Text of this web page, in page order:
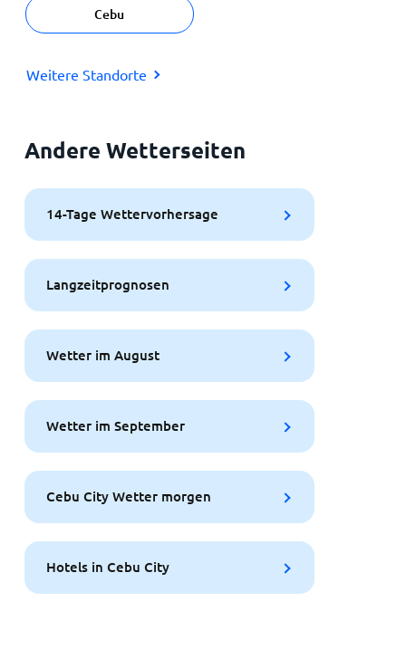
Cebu
Weitere Standorte
Andere Wetterseiten
14-Tage Wettervorhersage
Langzeitprognosen
Wetter im August
Wetter im September
Cebu City Wetter morgen
Hotels in Cebu City